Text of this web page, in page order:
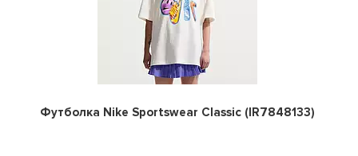
0
Футболка Nike Sportswear Classic (IR7848133)